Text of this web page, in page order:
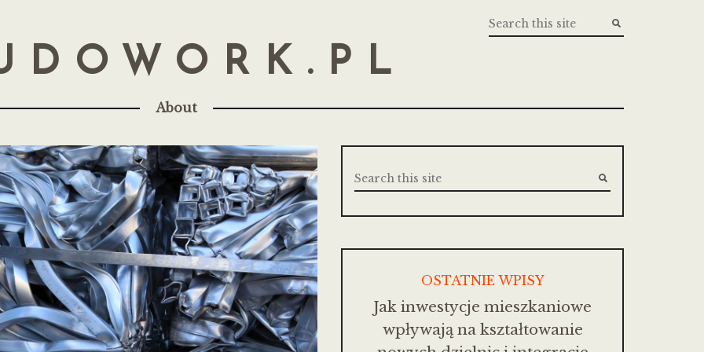
About
OSTATNIE WPISY
Jak inwestycje mieszkaniowe
wpływają na kształtowanie